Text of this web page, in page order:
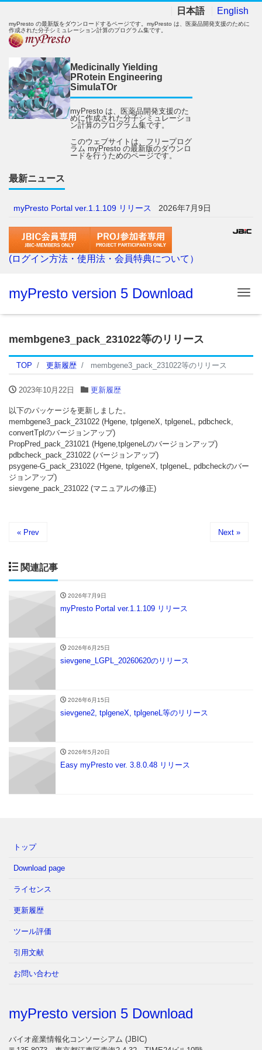
日本語 English
myPresto の最新版をダウンロードするページです。myPresto は、医薬品開発支援のために
作成された分子シミュレーション計算のプログラム集です。
Medicinally Yielding
PRotein Engineering
SimulaTOr
myPresto は、医薬品開発支援のた
めに作成された分子シミュレーショ
ン計算のプログラム集です。
このウェブサイトは、フリープログ
ラム myPresto の最新版のダウンロ
ードを行うためのページです。
最新ニュース
myPresto Portal ver.1.1.109 リリース 2026年7月9日
(ログイン方法・使用法・会員特典について）
myPresto version 5 Download
membgene3_pack_231022等のリリース
TOP 更新履歴 membgene3_pack_231022等のリリース
2023年10月22日 更新履歴
以下のパッケージを更新しました。
membgene3_pack_231022 (Hgene, tplgeneX, tplgeneL, pdbcheck,
convertTplのバージョンアップ)
PropPred_pack_231021 (Hgene,tplgeneLのバージョンアップ)
pdbcheck_pack_231022 (バージョンアップ)
psygene-G_pack_231022 (Hgene, tplgeneX, tplgeneL, pdbcheckのバー
ジョンアップ)
sievgene_pack_231022 (マニュアルの修正)
« Prev Next »
関連記事
2026年7月9日
myPresto Portal ver.1.1.109 リリース
2026年6月25日
sievgene_LGPL_20260620のリリース
2026年6月15日
sievgene2, tplgeneX, tplgeneL等のリリース
2026年5月20日
Easy myPresto ver. 3.8.0.48 リリース
トップ
Download page
ライセンス
更新履歴
ツール評価
引用文献
お問い合わせ
myPresto version 5 Download
バイオ産業情報化コンソーシアム (JBIC)